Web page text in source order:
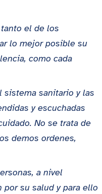
el de los
lo mejor posible su
como cada
sanitario y las
y escuchadas
No se trata de
demos ordenes,
a nivel
su salud y para ello